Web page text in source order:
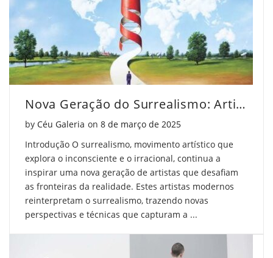
Nova Geração do Surrealismo: Artistas que Inspiram
by Céu Galeria on Posted on
8 de março de 2025
Introdução O surrealismo, movimento artístico que
explora o inconsciente e o irracional, continua a
inspirar uma nova geração de artistas que desafiam
as fronteiras da realidade. Estes artistas modernos
reinterpretam o surrealismo, trazendo novas
perspectivas e técnicas que capturam a ...